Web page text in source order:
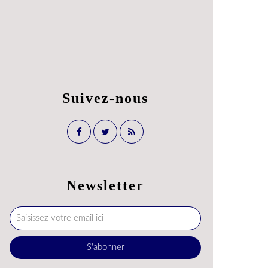
Newsletter
Suivez-nous